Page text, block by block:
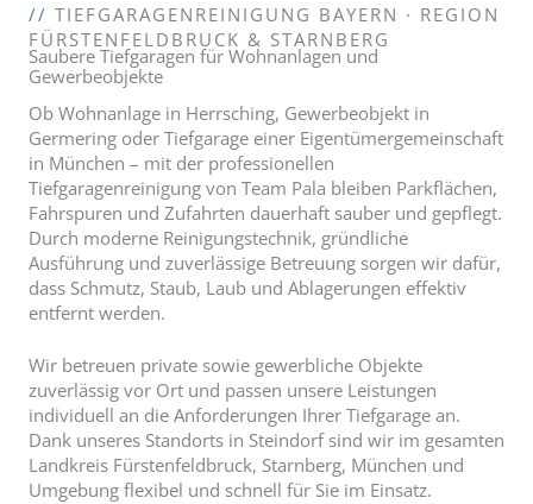
// TIEFGARAGENREINIGUNG BAYERN · REGION
FÜRSTENFELDBRUCK & STARNBERG
Saubere Tiefgaragen für Wohnanlagen und
Gewerbeobjekte
Ob Wohnanlage in Herrsching, Gewerbeobjekt in
Germering oder Tiefgarage einer Eigentümergemeinschaft
in München – mit der professionellen
Tiefgaragenreinigung von Team Pala bleiben Parkflächen,
Fahrspuren und Zufahrten dauerhaft sauber und gepflegt.
Durch moderne Reinigungstechnik, gründliche
Ausführung und zuverlässige Betreuung sorgen wir dafür,
dass Schmutz, Staub, Laub und Ablagerungen effektiv
entfernt werden.
Wir betreuen private sowie gewerbliche Objekte
zuverlässig vor Ort und passen unsere Leistungen
individuell an die Anforderungen Ihrer Tiefgarage an.
Dank unseres Standorts in Steindorf sind wir im gesamten
Landkreis Fürstenfeldbruck, Starnberg, München und
Umgebung flexibel und schnell für Sie im Einsatz.